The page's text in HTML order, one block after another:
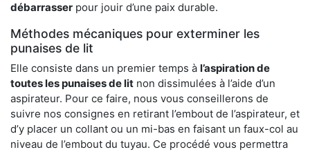
débarrasser pour jouir d’une paix durable.
Méthodes mécaniques pour exterminer les
punaises de lit
Elle consiste dans un premier temps à l’aspiration de
toutes les punaises de lit non dissimulées à l’aide d’un
aspirateur. Pour ce faire, nous vous conseillerons de
suivre nos consignes en retirant l’embout de l’aspirateur, et
d’y placer un collant ou un mi-bas en faisant un faux-col au
niveau de l’embout du tuyau. Ce procédé vous permettra